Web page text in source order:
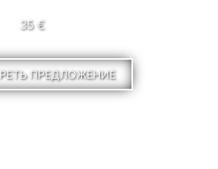
35 €
ПРЕДЛОЖЕНИЕ